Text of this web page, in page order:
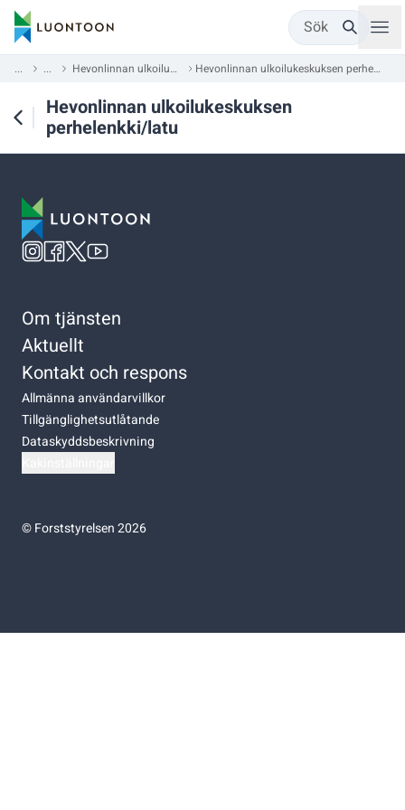
Sök
... ... Hevonlinnan ulkoilukeskus Hevonlinnan ulkoilukeskuksen perhelenkki/latu
Hevonlinnan ulkoilukeskuksen
perhelenkki/latu
Om tjänsten
Aktuellt
Kontakt och respons
Allmänna användarvillkor
Tillgänglighetsutlåtande
Dataskyddsbeskrivning
©Forststyrelsen 2026